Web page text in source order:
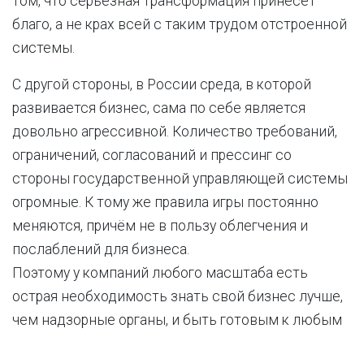
благо, а не крах всей с таким трудом отстроенной
системы.
С другой стороны, в России среда, в которой
развивается бизнес, сама по себе является
довольно агрессивной. Количество требований,
ограничений, согласований и прессинг со
стороны государственной управляющей системы
огромные. К тому же правила игры постоянно
меняются, причём не в пользу облегчения и
послаблений для бизнеса.
Поэтому у компаний любого масштаба есть
острая необходимость знать свой бизнес лучше,
чем надзорные органы, и быть готовым к любым